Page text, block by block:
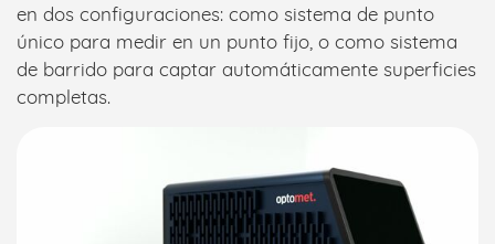
en dos configuraciones: como sistema de punto
único para medir en un punto fijo, o como sistema
de barrido para captar automáticamente superficies
completas.